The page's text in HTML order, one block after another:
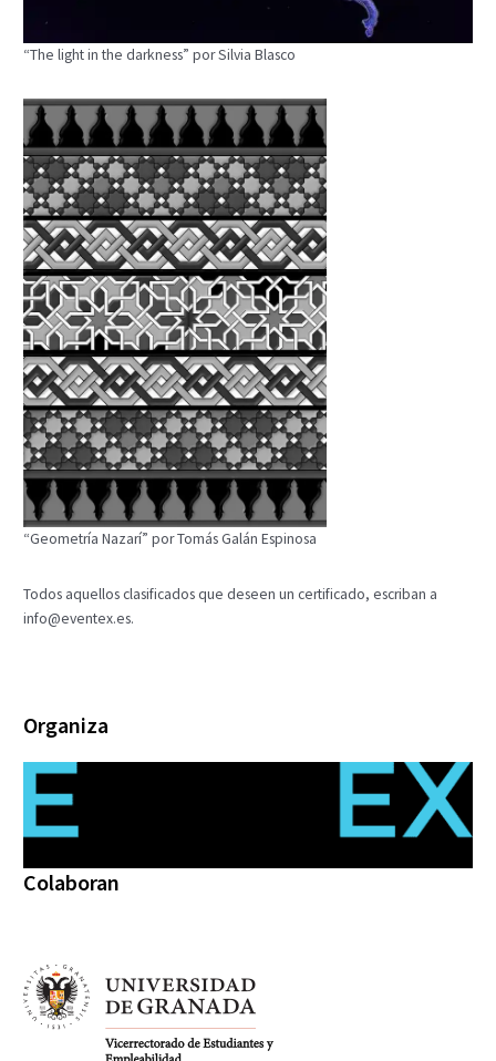
“The light in the darkness” por Silvia Blasco
“Geometría Nazarí” por Tomás Galán Espinosa
Todos aquellos clasificados que deseen un certificado, escriban a
info@eventex.es.
Organiza
Colaboran